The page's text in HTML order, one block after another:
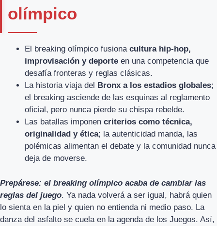
olímpico
El breaking olímpico fusiona cultura hip-hop,
improvisación y deporte en una competencia que
desafía fronteras y reglas clásicas.
La historia viaja del Bronx a los estadios globales;
el breaking asciende de las esquinas al reglamento
oficial, pero nunca pierde su chispa rebelde.
Las batallas imponen criterios como técnica,
originalidad y ética; la autenticidad manda, las
polémicas alimentan el debate y la comunidad nunca
deja de moverse.
Prepárese: el breaking olímpico acaba de cambiar las
reglas del juego. Ya nada volverá a ser igual, habrá quien
lo sienta en la piel y quien no entienda ni medio paso. La
danza del asfalto se cuela en la agenda de los Juegos. Así,